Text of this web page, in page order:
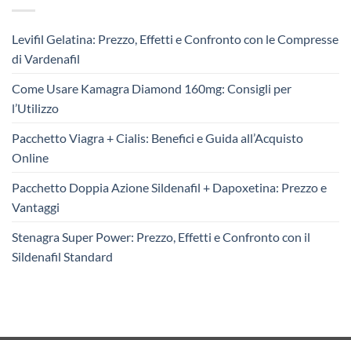
Levifil Gelatina: Prezzo, Effetti e Confronto con le Compresse
di Vardenafil
Come Usare Kamagra Diamond 160mg: Consigli per
l’Utilizzo
Pacchetto Viagra + Cialis: Benefici e Guida all’Acquisto
Online
Pacchetto Doppia Azione Sildenafil + Dapoxetina: Prezzo e
Vantaggi
Stenagra Super Power: Prezzo, Effetti e Confronto con il
Sildenafil Standard